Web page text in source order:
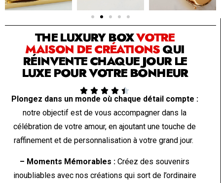
SOLUTION PAR THE LUXURY BOX & CO
THE LUXURY BOXVOTRE
MAISON DE CRÉATIONSQUI
RÉINVENTE CHAQUE JOUR LE
LUXE POUR VOTRE BONHEUR
    
Plongez dans un monde où chaque détail compte :
notre objectif est de vous accompagner dans la
célébration de votre amour, en ajoutant une touche de
raffinement et de personnalisation à votre grand jour.
– Moments Mémorables : Créez des souvenirs
inoubliables avec nos créations qui sort de l’ordinaire